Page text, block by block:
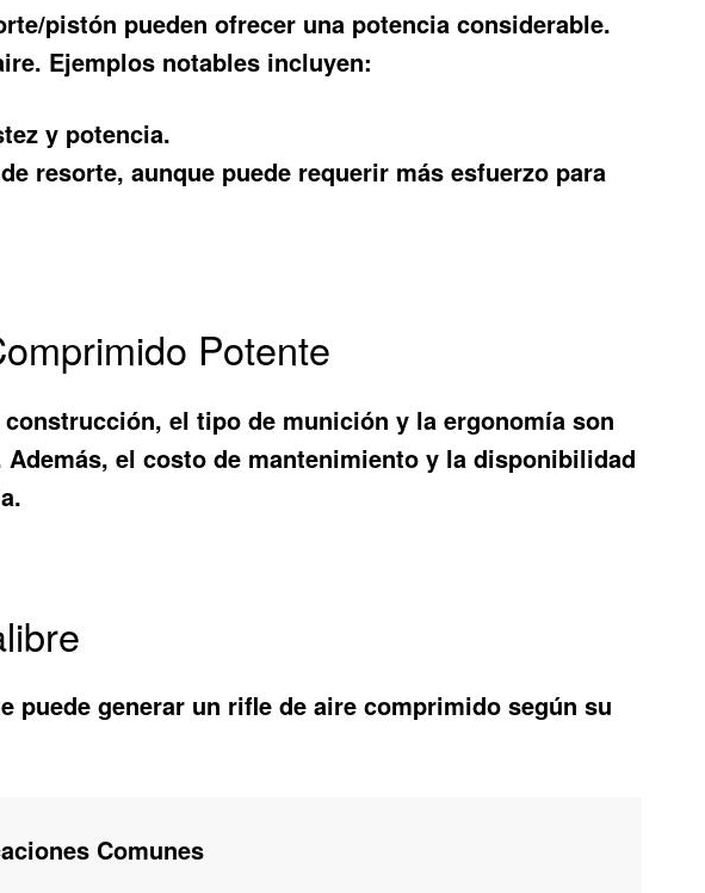
pistón pueden ofrecer una potencia considerable.
Ejemplos notables incluyen:
y potencia.
resorte, aunque puede requerir más esfuerzo para
Potente
el tipo de munición y la ergonomía son
el costo de mantenimiento y la disponibilidad
puede generar un rifle de aire comprimido según su
Comunes